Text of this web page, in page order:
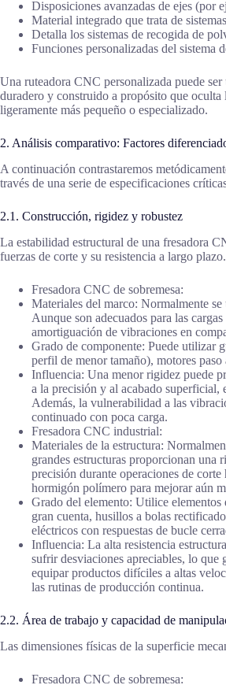
Disposiciones avanzadas de ejes (por
Material integrado que trata de
Detalla los sistemas de recogida de
Funciones personalizadas del sistema
Una ruteadora CNC personalizada puede
duradero y construido a propósito que
ligeramente más pequeño o especializado.
2. Análisis comparativo: Factores
A continuación contrastaremos
través de una serie de especificaciones
2.1. Construcción, rigidez y robustez
La estabilidad estructural de una fresadora
fuerzas de corte y su resistencia a largo plazo.
Fresadora CNC de sobremesa:
Materiales del marco: Normalmente
Aunque son adecuados para las
amortiguación de vibraciones en
Grado de componente: Puede utilizar
perfil de menor tamaño), motores paso
Influencia: Una menor rigidez puede
a la precisión y al acabado superficial,
Además, la vulnerabilidad a las
continuado con poca carga.
Fresadora CNC industrial:
Materiales de la estructura:
grandes estructuras proporcionan una
precisión durante operaciones de
hormigón polímero para mejorar aún
Grado del elemento: Utilice
gran cuenta, husillos a bolas
eléctricos con respuestas de bucle
Influencia: La alta resistencia
sufrir desviaciones apreciables, lo que
equipar productos difíciles a altas
las rutinas de producción continua.
2.2. Área de trabajo y capacidad de
Las dimensiones físicas de la superficie
Fresadora CNC de sobremesa: